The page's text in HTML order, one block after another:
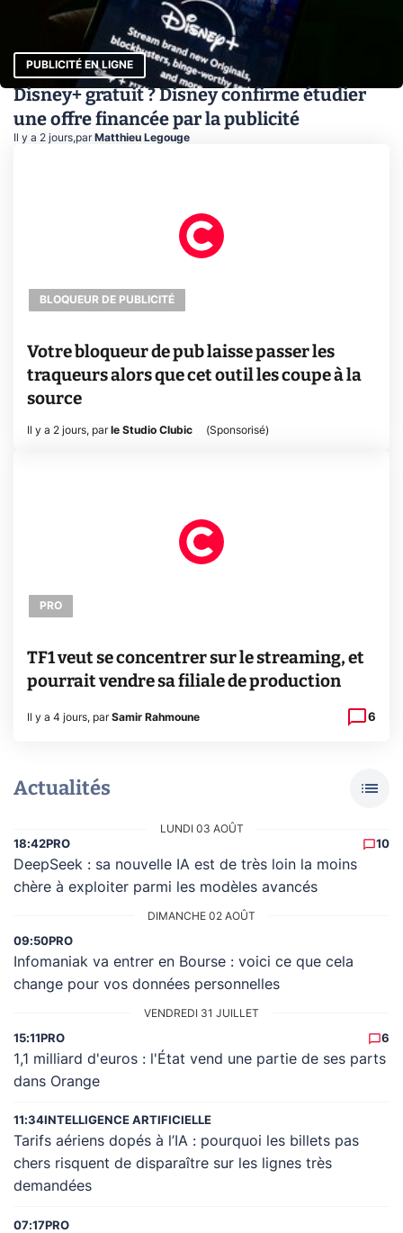
PUBLICITÉ EN LIGNE
Disney+ gratuit ? Disney confirme étudier
une offre financée par la publicité
Il y a 2 jours,par Matthieu Legouge
BLOQUEUR DE PUBLICITÉ
Votre bloqueur de pub laisse passer les
traqueurs alors que cet outil les coupe à la
source
Il y a 2 jours, par le Studio Clubic (Sponsorisé)
PRO
TF1 veut se concentrer sur le streaming, et
pourrait vendre sa filiale de production
Il y a 4 jours, par Samir Rahmoune 6
Actualités
LUNDI 03 AOÛT
18:42PRO 10
DeepSeek : sa nouvelle IA est de très loin la moins
chère à exploiter parmi les modèles avancés
DIMANCHE 02 AOÛT
09:50PRO
Infomaniak va entrer en Bourse : voici ce que cela
change pour vos données personnelles
VENDREDI 31 JUILLET
15:11 PRO 6
1,1 milliard d'euros : l'État vend une partie de ses parts
dans Orange
11:34 INTELLIGENCE ARTIFICIELLE
Tarifs aériens dopés à l’IA : pourquoi les billets pas
chers risquent de disparaître sur les lignes très
demandées
07:17PRO